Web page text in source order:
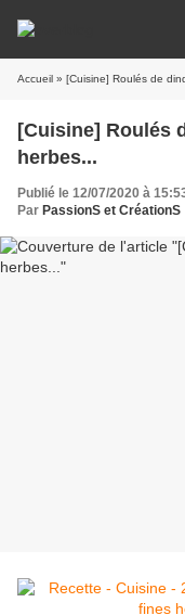
Accueil » [Cuisine] Roulés de
[Cuisine] Roulés
herbes...
Publié le 12/07/2020 à
Par PassionS et CréationS